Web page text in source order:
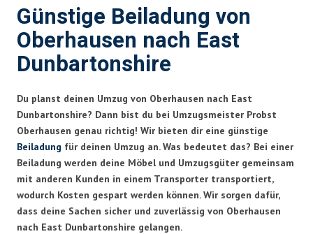
Günstige Beiladung von
Oberhausen nach East
Dunbartonshire
Du planst deinen Umzug von Oberhausen nach East
Dunbartonshire? Dann bist du bei Umzugsmeister Probst
Oberhausen genau richtig! Wir bieten dir eine günstige
Beiladung für deinen Umzug an. Was bedeutet das? Bei einer
Beiladung werden deine Möbel und Umzugsgüter gemeinsam
mit anderen Kunden in einem Transporter transportiert,
wodurch Kosten gespart werden können. Wir sorgen dafür,
dass deine Sachen sicher und zuverlässig von Oberhausen
nach East Dunbartonshire gelangen.